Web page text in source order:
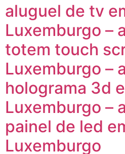
aluguel de tv
Luxemburgo –
totem touch
Luxemburgo –
holograma 3d
Luxemburgo –
painel de led
Luxemburgo